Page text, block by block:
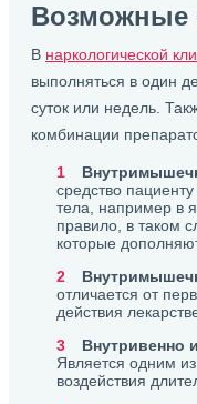
Возможные
В наркологической
выполняться в один
суток или недель.
комбинации
средство
тела, например в
правило, в таком
которые
отличается от
действия
Внутривенно
Является одним
воздействия